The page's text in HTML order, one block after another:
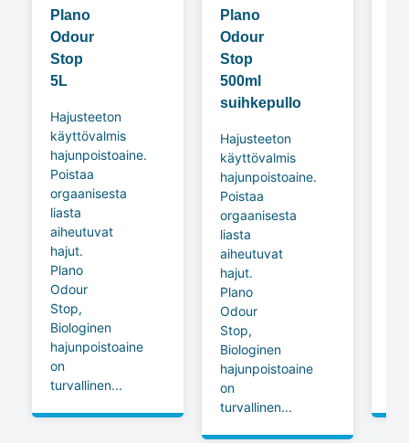
Plano
Odour
Stop
5L
Hajusteeton
käyttövalmis
hajunpoistoaine.
Poistaa
orgaanisesta
liasta
aiheutuvat
hajut.
Plano
Odour
Stop,
Biologinen
hajunpoistoaine
on
turvallinen...
Plano
Odour
Stop
500ml
suihkepullo
Hajusteeton
käyttövalmis
hajunpoistoaine.
Poistaa
orgaanisesta
liasta
aiheutuvat
hajut.
Plano
Odour
Stop,
Biologinen
hajunpoistoaine
on
turvallinen...